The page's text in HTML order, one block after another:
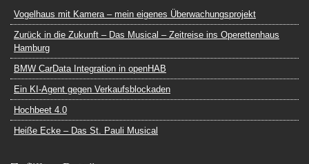
Vogelhaus mit Kamera – mein eigenes Überwachungsprojekt
Zurück in die Zukunft – Das Musical – Zeitreise ins Operettenhaus
Hamburg
BMW CarData Integration in openHAB
Ein KI-Agent gegen Verkaufsblockaden
Hochbeet 4.0
Heiße Ecke – Das St. Pauli Musical